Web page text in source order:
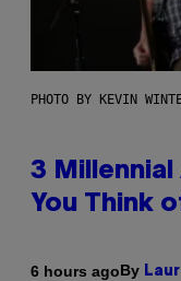
PHOTO BY KEVIN
3
You Think
6 hours agoBy